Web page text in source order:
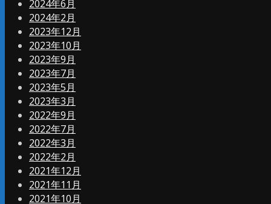
2024年6月
2024年2月
2023年12月
2023年10月
2023年9月
2023年7月
2023年5月
2023年3月
2022年9月
2022年7月
2022年3月
2022年2月
2021年12月
2021年11月
2021年10月